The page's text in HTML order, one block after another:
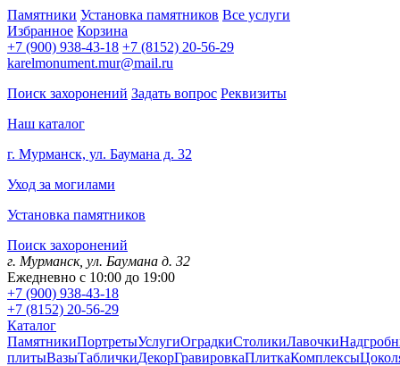
Памятники Установка памятников Все услуги
Избранное Корзина
+7 (900) 938-43-18 +7 (8152) 20-56-29
karelmonument.mur@mail.ru
Поиск захоронений Задать вопрос Реквизиты
Наш каталог
г. Мурманск, ул. Баумана д. 32
Уход за могилами
Установка памятников
Поиск захоронений
г. Мурманск, ул. Баумана д. 32
Ежедневно с 10:00 до 19:00
+7 (900) 938-43-18
+7 (8152) 20-56-29
Каталог
ПамятникиПортретыУслугиОградкиСтоликиЛавочки
плитыВазыТабличкиДекорГравировкаПлиткаКомплексы